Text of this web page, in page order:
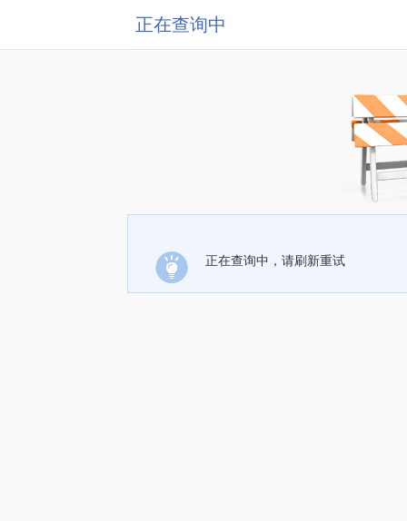
正在查询中
正在查询中，请刷新重试